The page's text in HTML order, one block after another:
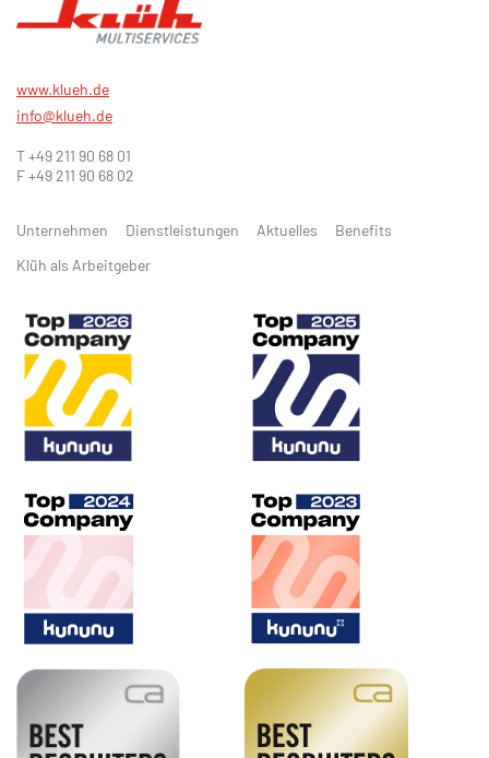
Unternehmen Dienstleistungen Aktuelles
Benefits
Klüh als Arbeitgeber
www.klueh.de
info@klueh.de
T +49 211 90 68 01
F +49 211 90 68 02